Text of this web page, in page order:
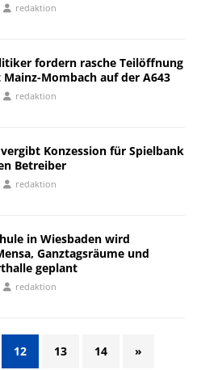
redaktion
fordern rasche Teilöffnung
Mombach auf der A643
redaktion
Konzession für Spielbank
Betreiber
redaktion
in Wiesbaden wird
Ganztagsräume und
geplant
redaktion
12 13 14 »